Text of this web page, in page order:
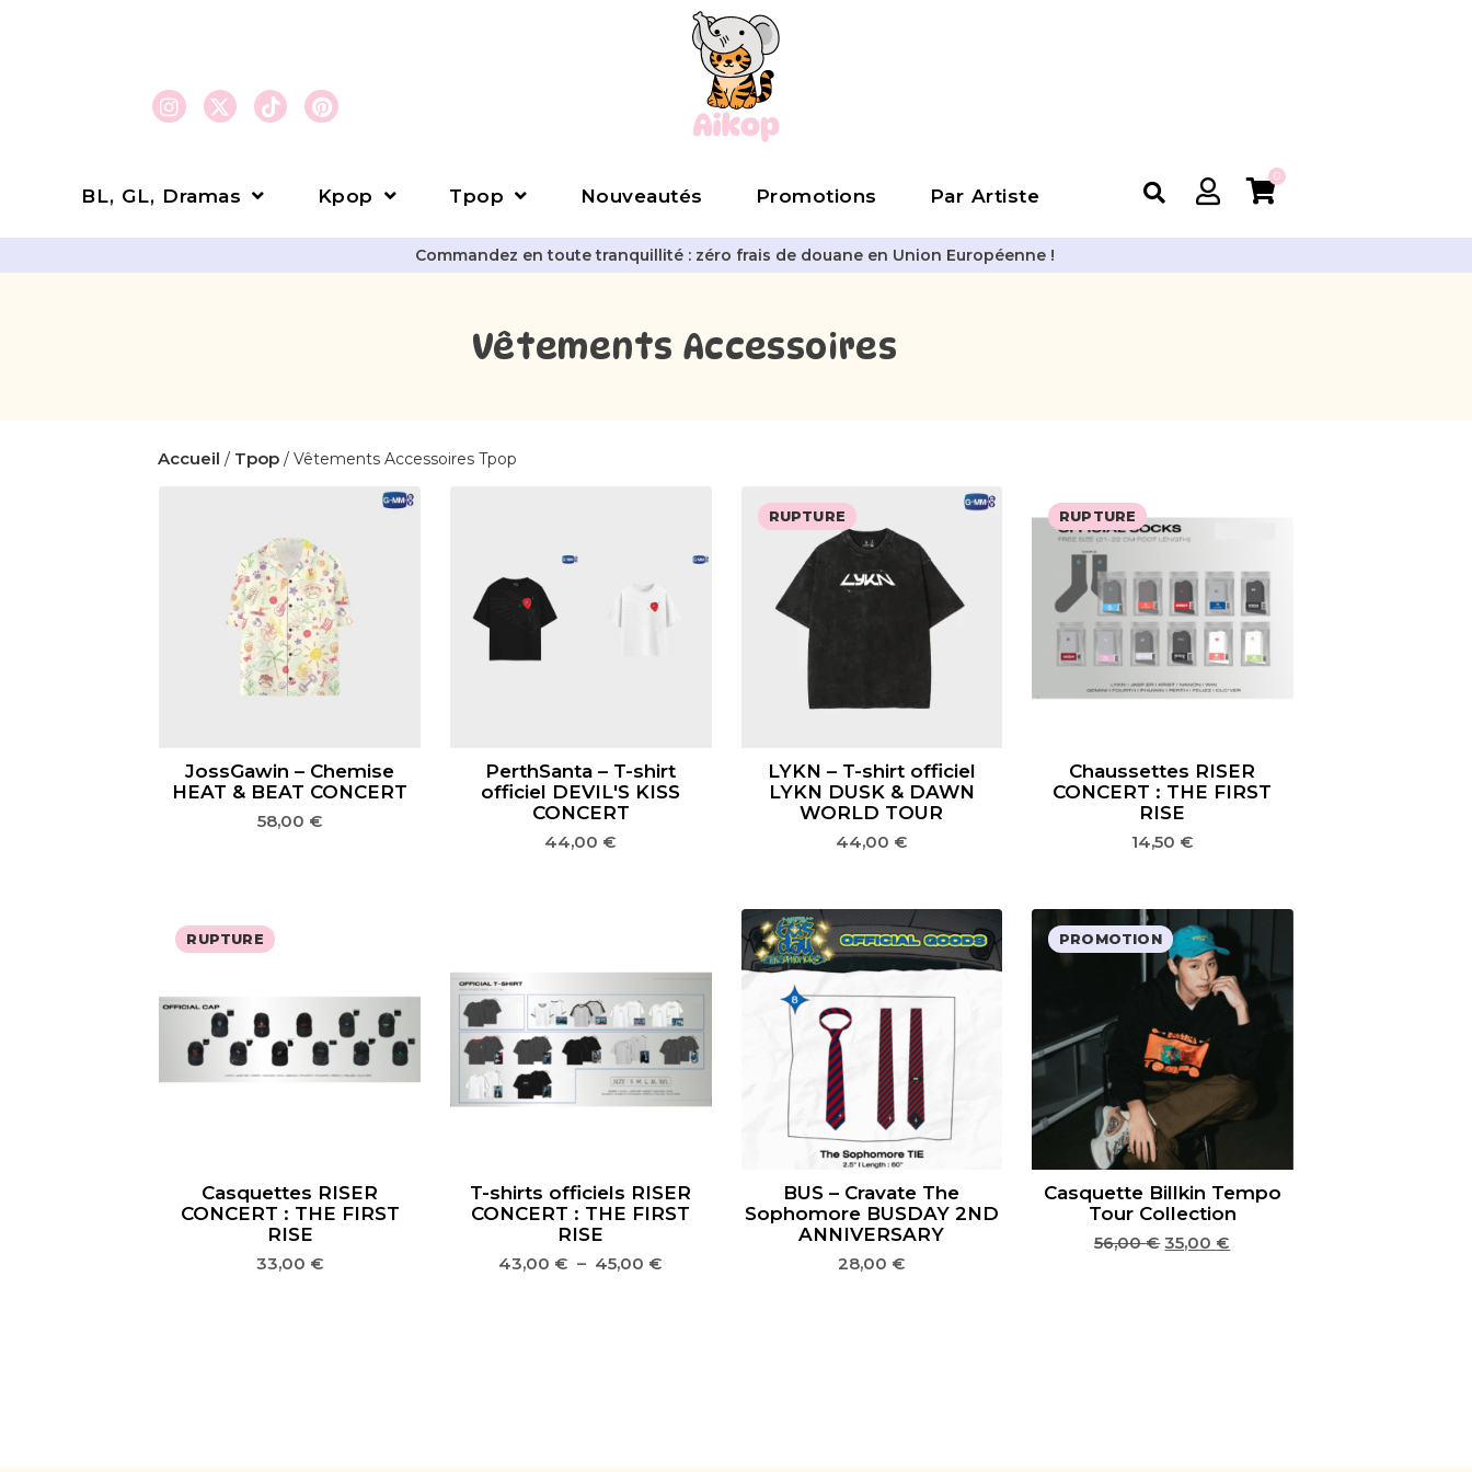
BL, GL, Dramas Kpop Tpop Nouveautés Promotions Par Artiste
0
Commandez en toute tranquillité : zéro frais de douane en Union Européenne !
Vêtements Accessoires
Accueil / Tpop / Vêtements Accessoires Tpop
JossGawin – Chemise
HEAT & BEAT CONCERT
58,00 €
PerthSanta – T-shirt
officiel DEVIL'S KISS
CONCERT
44,00 €
RUPTURE
LYKN – T-shirt officiel
LYKN DUSK & DAWN
WORLD TOUR
44,00 €
RUPTURE
Chaussettes RISER
CONCERT : THE FIRST
RISE
14,50 €
RUPTURE
Casquettes RISER
CONCERT : THE FIRST
RISE
33,00 €
T-shirts officiels RISER
CONCERT : THE FIRST
RISE
43,00 € – 45,00 €
BUS – Cravate The
Sophomore BUSDAY 2ND
ANNIVERSARY
28,00 €
PROMOTION
Casquette Billkin Tempo
Tour Collection
56,00€ 35,00 €